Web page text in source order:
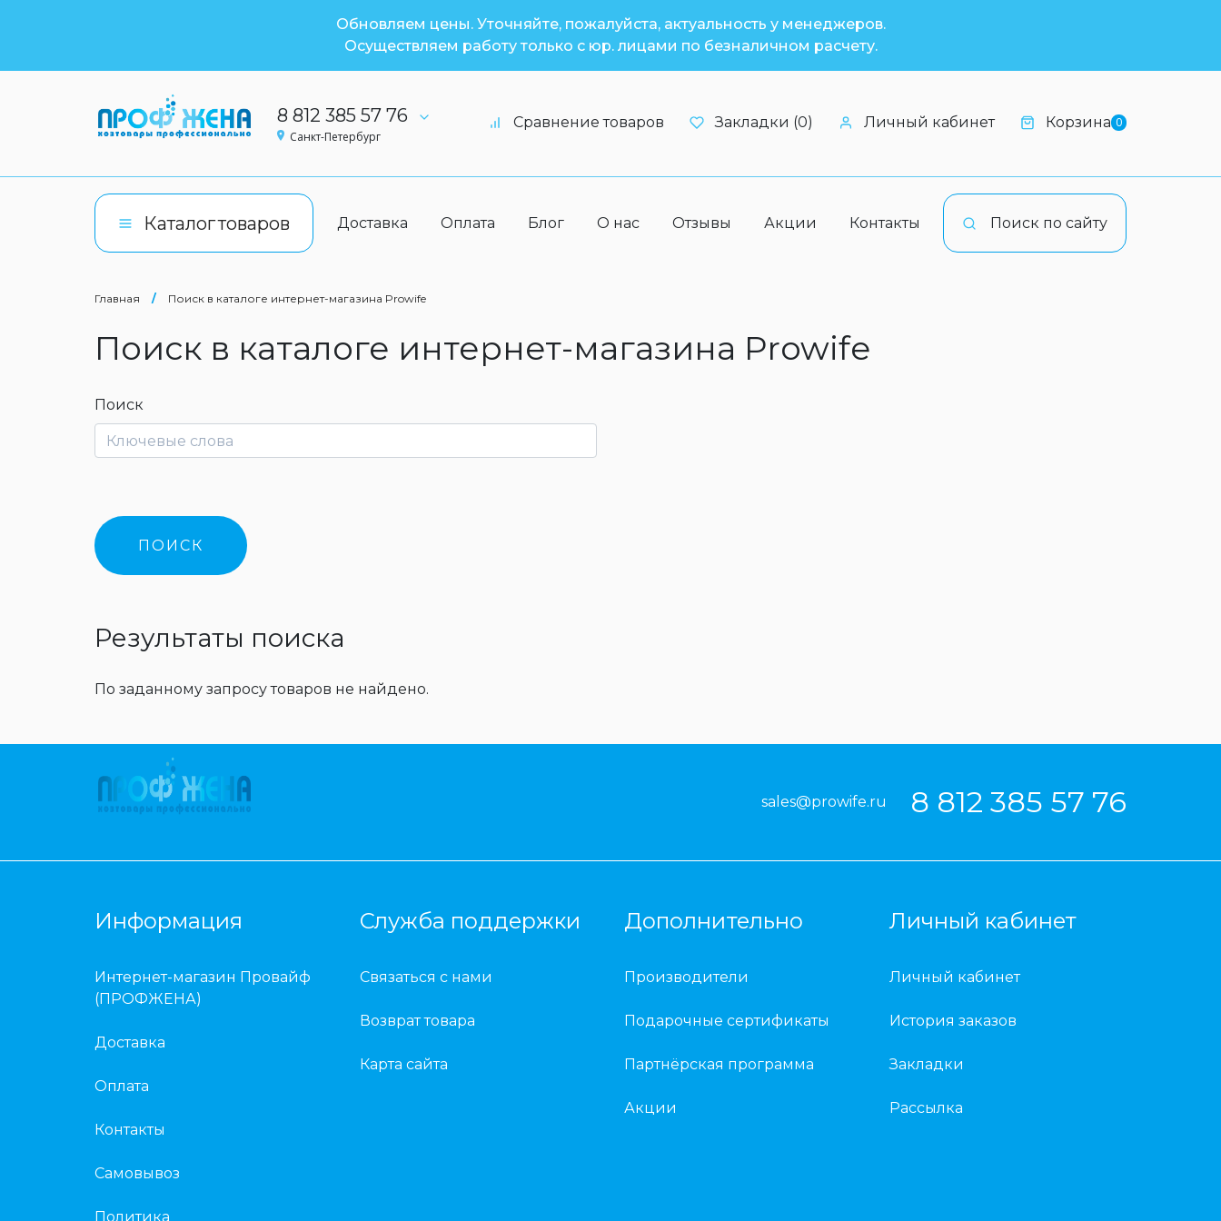
Обновляем цены. Уточняйте, пожалуйста, актуальность у менеджеров.
Осуществляем работу только с юр. лицами по безналичном расчету.
8 812 385 57 76
Санкт-Петербург
Сравнение товаров Закладки (0) Личный кабинет Корзина 0
Поиск по сайту
Каталогтоваров Доставка Оплата Блог О нас Отзывы Акции Контакты
Главная / Поиск в каталоге интернет-магазина Prowife
Поиск в каталоге интернет-магазина Prowife
Поиск
Результаты поиска
По заданному запросу товаров не найдено.
sales@prowife.ru 8 812 385 57 76
Информация
Интернет-магазин Провайф
(ПРОФЖЕНА)
Доставка
Оплата
Контакты
Самовывоз
Политика
Служба поддержки
Связаться с нами
Возврат товара
Карта сайта
Дополнительно
Производители
Подарочные сертификаты
Партнёрская программа
Акции
Личный кабинет
Личный кабинет
История заказов
Закладки
Рассылка